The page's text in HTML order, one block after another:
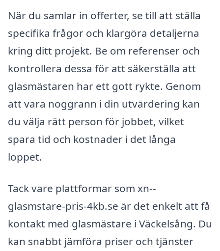
När du samlar in offerter, se till att ställa
specifika frågor och klargöra detaljerna
kring ditt projekt. Be om referenser och
kontrollera dessa för att säkerställa att
glasmästaren har ett gott rykte. Genom
att vara noggrann i din utvärdering kan
du välja rätt person för jobbet, vilket
spara tid och kostnader i det långa
loppet.
Tack vare plattformar som xn--
glasmstare-pris-4kb.se är det enkelt att få
kontakt med glasmästare i Väckelsång. Du
kan snabbt jämföra priser och tjänster